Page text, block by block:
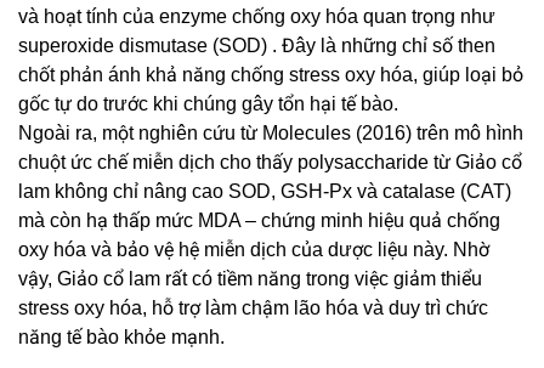
và hoạt tính của enzyme chống oxy hóa quan trọng như
superoxide dismutase (SOD) . Đây là những chỉ số then
chốt phản ánh khả năng chống stress oxy hóa, giúp loại bỏ
gốc tự do trước khi chúng gây tổn hại tế bào.
Ngoài ra, một nghiên cứu từ Molecules (2016) trên mô hình
chuột ức chế miễn dịch cho thấy polysaccharide từ Giảo cổ
lam không chỉ nâng cao SOD, GSH‑Px và catalase (CAT)
mà còn hạ thấp mức MDA – chứng minh hiệu quả chống
oxy hóa và bảo vệ hệ miễn dịch của dược liệu này. Nhờ
vậy, Giảo cổ lam rất có tiềm năng trong việc giảm thiểu
stress oxy hóa, hỗ trợ làm chậm lão hóa và duy trì chức
năng tế bào khỏe mạnh.